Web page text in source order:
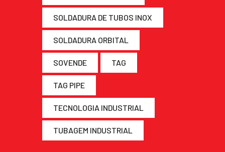
SOLDADURA DE TUBOS INOX
SOLDADURA ORBITAL
SOVENDE TAG
TAG PIPE
TECNOLOGIA INDUSTRIAL
TUBAGEM INDUSTRIAL